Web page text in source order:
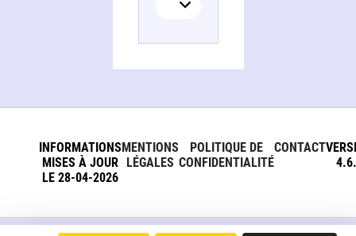
INFORMATIONS
MISES À JOUR
LE 28-04-2026
MENTIONS
LÉGALES
POLITIQUE DE
CONFIDENTIALITÉ
CONTACT